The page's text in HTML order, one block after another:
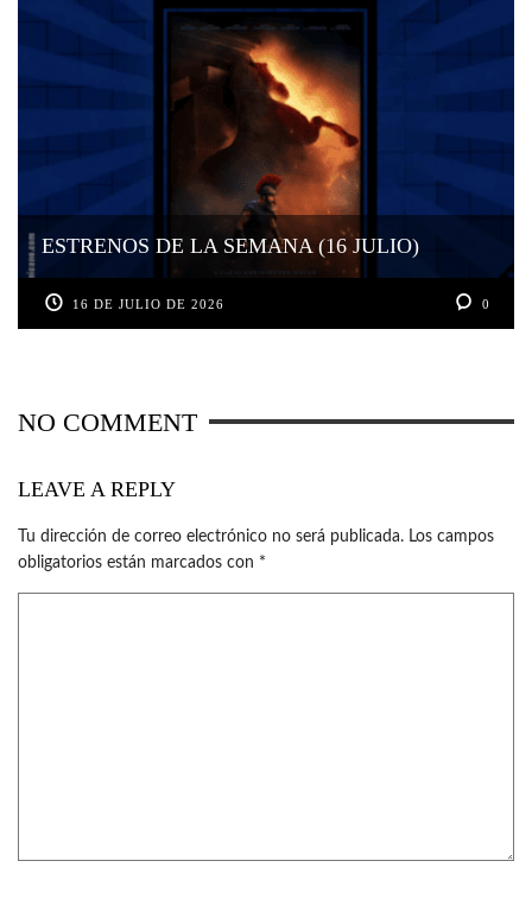
ESTRENOS DE LA SEMANA (16 JULIO)
16 DE JULIO DE 2026 0
NO COMMENT
LEAVE A REPLY
Tu dirección de correo electrónico no será publicada. Los campos
obligatorios están marcados con *